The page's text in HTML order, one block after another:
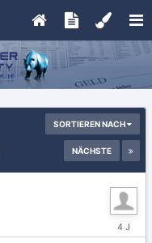
SORTIEREN NACH
NÄCHSTE
3,